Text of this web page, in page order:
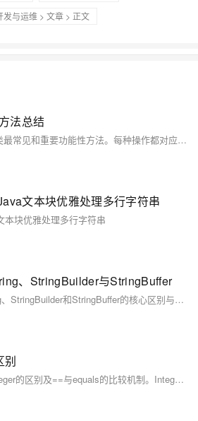
发与运维 > 文章 > 正文
法总结
以上总结了Java `String` 类最常见和重要功能性方法。每种操作都对应着日常编程任务，并且理解每种操作如何影响及处理 `Strings` 对于任何使用 Java 的开发者来说都至关重要。
文本块优雅处理多行字符串
块优雅处理多行字符串
、StringBuilder与StringBuffer
本文深入解析Java中String、StringBuilder和StringBuffer的核心区别与使用场景。涵盖字符串不可变性、常量池、intern方法、可变字符串构建器的扩容机制及线程安全实现。通过性能测试对比三者差异，并提供最佳实践与高频面试问题解析，助你掌握Java字符串处理精髓。
别
本文介绍了Java中int与Integer的区别及==与equals的比较机制。Integer是int的包装类，支持null值。使用==比较时，int直接比较数值，而Integer比较对象地址；在-128至127范围内的Integer值可缓存，超出该范围或使用new创建时则返回不同对象。equals方法则始终比较实际数值。